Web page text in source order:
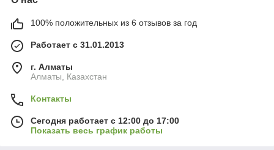
100% положительных из 6 отзывов за год
Работает с 31.01.2013
г. Алматы
Алматы, Казахстан
Контакты
Сегодня работает с 12:00 до 17:00
Показать весь график работы